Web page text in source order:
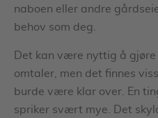
naboen eller andre
behov som deg.
Det kan være nyttig å
omtaler, men det finnes
burde være klar over. En
spriker svært mye. Det